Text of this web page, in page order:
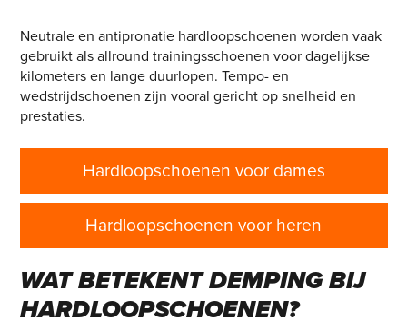
Neutrale en antipronatie hardloopschoenen worden vaak
gebruikt als allround trainingsschoenen voor dagelijkse
kilometers en lange duurlopen. Tempo- en
wedstrijdschoenen zijn vooral gericht op snelheid en
prestaties.
Hardloopschoenen voor dames
Hardloopschoenen voor heren
WAT BETEKENT DEMPING BIJ
HARDLOOPSCHOENEN?